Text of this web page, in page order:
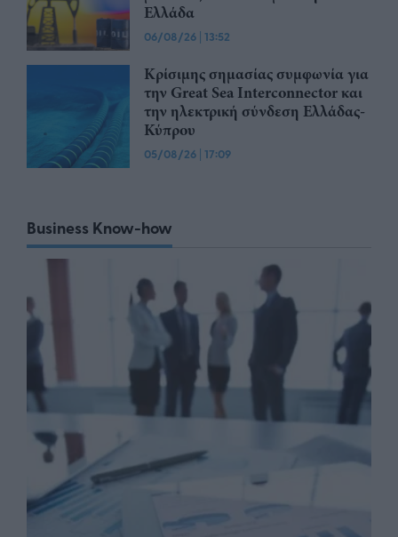
Ελλάδα
06/08/26 | 13:52
Κρίσιμης σημασίας συμφωνία για
την Great Sea Interconnector και
την ηλεκτρική σύνδεση Ελλάδας-
Κύπρου
05/08/26 | 17:09
Business Know-how